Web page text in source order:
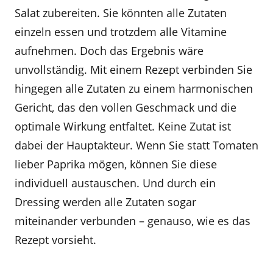
Salat zubereiten. Sie könnten alle Zutaten
einzeln essen und trotzdem alle Vitamine
aufnehmen. Doch das Ergebnis wäre
unvollständig. Mit einem Rezept verbinden Sie
hingegen alle Zutaten zu einem harmonischen
Gericht, das den vollen Geschmack und die
optimale Wirkung entfaltet. Keine Zutat ist
dabei der Hauptakteur. Wenn Sie statt Tomaten
lieber Paprika mögen, können Sie diese
individuell austauschen. Und durch ein
Dressing werden alle Zutaten sogar
miteinander verbunden – genauso, wie es das
Rezept vorsieht.